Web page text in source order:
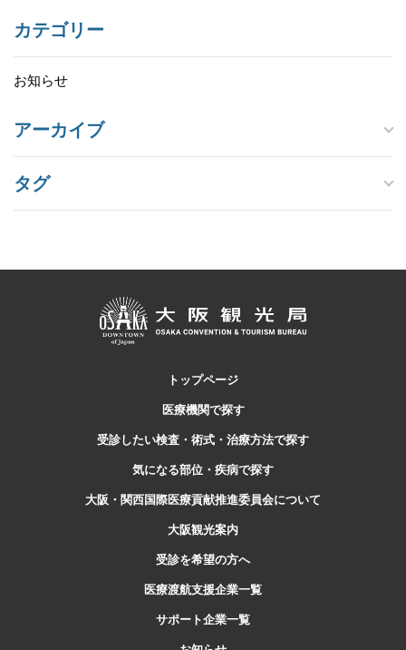
カテゴリー
お知らせ
アーカイブ
タグ
トップページ
医療機関で探す
受診したい検査・ 術式・治療方法で探す
気になる部位・疾病で探す
大阪・関西国際医療貢献推進委員会について
大阪観光案内
受診を希望の方へ
医療渡航支援企業一覧
サポート企業一覧